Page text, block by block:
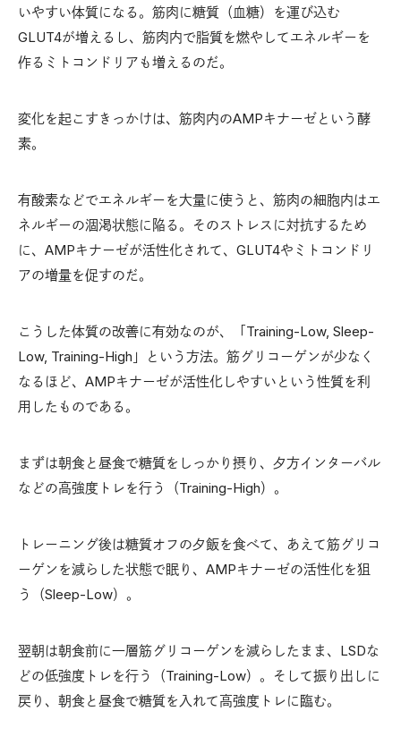
いやすい体質になる。筋肉に糖質（血糖）を運び込む
GLUT4が増えるし、筋肉内で脂質を燃やしてエネルギーを
作るミトコンドリアも増えるのだ。
変化を起こすきっかけは、筋肉内のAMPキナーゼという酵
素。
有酸素などでエネルギーを大量に使うと、筋肉の細胞内はエ
ネルギーの涸渇状態に陥る。そのストレスに対抗するため
に、AMPキナーゼが活性化されて、GLUT4やミトコンドリ
アの増量を促すのだ。
こうした体質の改善に有効なのが、「Training-Low, Sleep-
Low, Training-High」という方法。筋グリコーゲンが少なく
なるほど、AMPキナーゼが活性化しやすいという性質を利
用したものである。
まずは朝食と昼食で糖質をしっかり摂り、夕方インターバル
などの高強度トレを行う（Training-High）。
トレーニング後は糖質オフの夕飯を食べて、あえて筋グリコ
ーゲンを減らした状態で眠り、AMPキナーゼの活性化を狙
う（Sleep-Low）。
翌朝は朝食前に一層筋グリコーゲンを減らしたまま、LSDな
どの低強度トレを行う（Training-Low）。そして振り出しに
戻り、朝食と昼食で糖質を入れて高強度トレに臨む。